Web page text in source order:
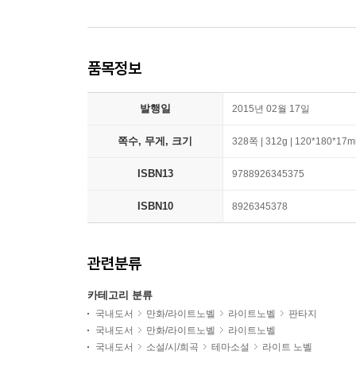
품목정보
발행일 2015년 02월 17일
쪽수, 무게, 크기 328쪽 | 312g |
ISBN13 9788926345375
ISBN10 8926345378
관련분류
카테고리 분류
국내도서 만화/라이트노벨 라이트노벨
판타지
국내도서
만화/라이트노벨
라이트노벨
국내도서
소설/시/희곡 테마소설 라이트 노벨